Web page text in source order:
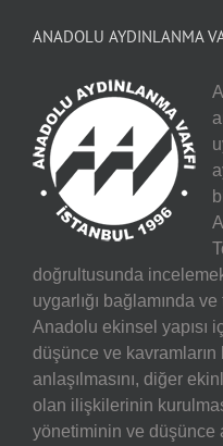
ANADOLU AYDINLANMA
doğrultusunda
uygarlığı bağlamında
Anadolu ekinsel yapısı
düşünce ve kavramların
anlaşılmasını, diğer
olan ilişkilerinin
yönetiminin ve düşünce